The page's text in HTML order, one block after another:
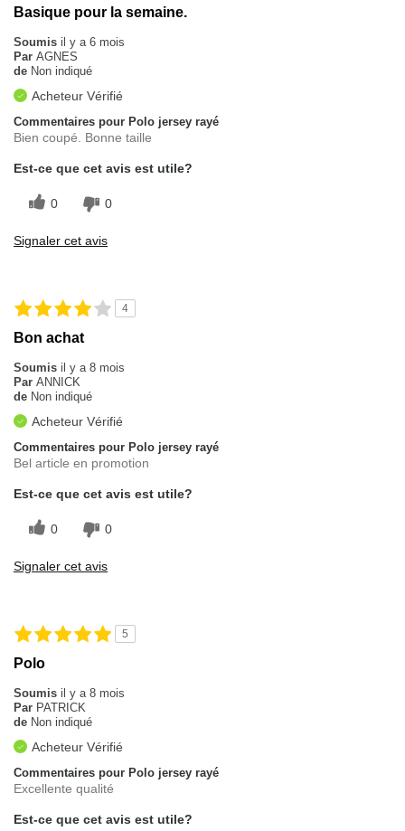
Basique pour la semaine.
Soumis il y a 6 mois
Par AGNES
de Non indiqué
Acheteur Vérifié
Commentaires pour Polo jersey rayé
Bien coupé. Bonne taille
Est-ce que cet avis est utile?
0 0
Signaler cet avis
4
Bon achat
Soumis il y a 8 mois
Par ANNICK
de Non indiqué
Acheteur Vérifié
Commentaires pour Polo jersey rayé
Bel article en promotion
Est-ce que cet avis est utile?
0 0
Signaler cet avis
5
Polo
Soumis il y a 8 mois
Par PATRICK
de Non indiqué
Acheteur Vérifié
Commentaires pour Polo jersey rayé
Excellente qualité
Est-ce que cet avis est utile?